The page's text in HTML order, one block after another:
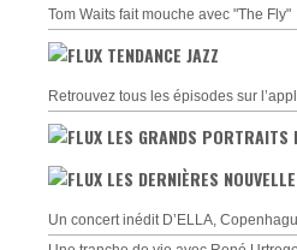
Tom Waits fait mouche avec "The Fly"
TENDANCE JAZZ
Retrouvez tous les épisodes sur
LES GRANDS PORTRAITS
LES DERNIÈRES
Un concert inédit D’ELLA,